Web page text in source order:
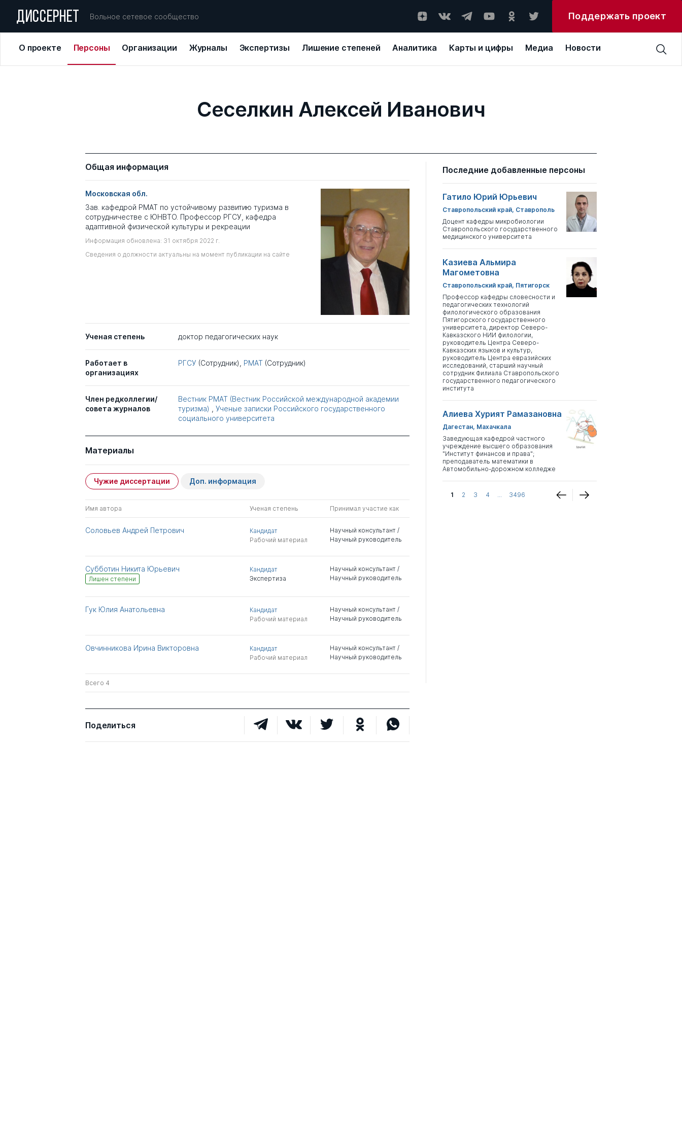
ДИССЕРНЕТ Вольное сетевое сообщество Поддержать проект
О проекте Персоны Организации Журналы Экспертизы Лишение степеней Аналитика Карты и цифры Медиа Новости
Сеселкин Алексей Иванович
Общая информация
Московская обл.
Зав. кафедрой РМАТ по устойчивому развитию туризма в
сотрудничестве с ЮНВТО. Профессор РГСУ, кафедра
адаптивной физической культуры и рекреации
Информация обновлена: 31 октября 2022 г.
Сведения о должности актуальны на момент публикации на сайте
Ученая степень доктор педагогических наук
Работает в
организациях
РГСУ (Сотрудник), РМАТ (Сотрудник)
Член редколлегии/
совета журналов
Вестник РМАТ (Вестник Российской международной академии
туризма)
Ученые записки Российского государственного
социального университета
Материалы
Чужие диссертации Доп. информация
Имя автора Ученая степень Принимал участие как
Соловьев Андрей Петрович
Кандидат
Рабочий материал
Научный консультант /
Научный руководитель
Субботин Никита Юрьевич
Лишен степени
Кандидат
Экспертиза
Научный консультант /
Научный руководитель
Гук Юлия Анатольевна
Кандидат
Рабочий материал
Научный консультант /
Научный руководитель
Овчинникова Ирина Викторовна
Кандидат
Рабочий материал
Научный консультант /
Научный руководитель
Всего 4
Поделиться
Последние добавленные персоны
Гатило Юрий Юрьевич
Ставропольский край, Ставрополь
Доцент кафедры микробиологии
Ставропольского государственного
медицинского университета
Казиева Альмира
Магометовна
Ставропольский край, Пятигорск
Профессор кафедры словесности и
педагогических технологий
филологического образования
Пятигорского государственного
университета, директор Северо-
Кавказского НИИ филологии,
руководитель Центра Северо-
Кавказских языков и культур,
руководитель Центра евразийских
исследований, старший научный
сотрудник Филиала Ставропольского
государственного педагогического
института
Алиева Хурият Рамазановна
Дагестан, Махачкала
Заведующая кафедрой частного
учреждение высшего образования
"Институт финансов и права";
преподаватель математики в
Автомобильно-дорожном колледже
1 2 3 4 ... 3496